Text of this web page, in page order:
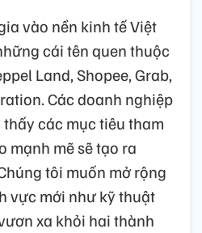
vào nền kinh tế Việt
cái tên quen thuộc
Land, Shopee, Grab,
Các doanh nghiệp
các mục tiêu tham
mạnh mẽ sẽ tạo ra
tôi muốn mở rộng
vực mới như kỹ thuật
xa khỏi hai thành